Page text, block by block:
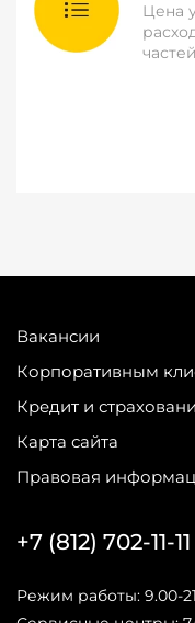
Цена
Вакансии
Корпоративным
Кредит и
Карта сайта
Правовая
+7 (812) 702-11-11
Режим работы: 9.00-